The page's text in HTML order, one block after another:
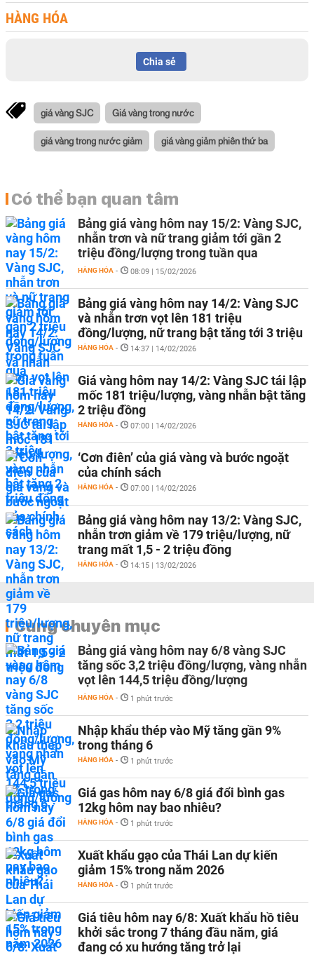
HÀNG HÓA
Chia sẻ
giá vàng SJC Giá vàng trong nước
giá vàng trong nước giảm giá vàng giảm phiên thứ ba
Có thể bạn quan tâm
Bảng giá vàng hôm nay 15/2: Vàng SJC,
nhẫn trơn và nữ trang giảm tới gần 2
triệu đồng/lượng trong tuần qua
HÀNG HÓA - 08:09 | 15/02/2026
Bảng giá vàng hôm nay 14/2: Vàng SJC
và nhẫn trơn vọt lên 181 triệu
đồng/lượng, nữ trang bật tăng tới 3 triệu
HÀNG HÓA - 14:37 | 14/02/2026
Giá vàng hôm nay 14/2: Vàng SJC tái lập
mốc 181 triệu/lượng, vàng nhẫn bật tăng
2 triệu đồng
HÀNG HÓA - 07:00 | 14/02/2026
‘Cơn điên’ của giá vàng và bước ngoặt
của chính sách
HÀNG HÓA - 07:00 | 14/02/2026
Bảng giá vàng hôm nay 13/2: Vàng SJC,
nhẫn trơn giảm về 179 triệu/lượng, nữ
trang mất 1,5 - 2 triệu đồng
HÀNG HÓA - 14:15 | 13/02/2026
Cùng chuyên mục
Bảng giá vàng hôm nay 6/8 vàng SJC
tăng sốc 3,2 triệu đồng/lượng, vàng nhẫn
vọt lên 144,5 triệu đồng/lượng
HÀNG HÓA - 1 phút trước
Nhập khẩu thép vào Mỹ tăng gần 9%
trong tháng 6
HÀNG HÓA - 1 phút trước
Giá gas hôm nay 6/8 giá đổi bình gas
12kg hôm nay bao nhiêu?
HÀNG HÓA - 1 phút trước
Xuất khẩu gạo của Thái Lan dự kiến
giảm 15% trong năm 2026
HÀNG HÓA - 1 phút trước
Giá tiêu hôm nay 6/8: Xuất khẩu hồ tiêu
khởi sắc trong 7 tháng đầu năm, giá
đang có xu hướng tăng trở lại